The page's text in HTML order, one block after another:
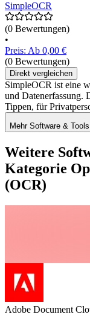
SimpleOCR
(0 Bewertungen)
•
Preis: Ab 0,00 €
(0 Bewertungen)
Direkt vergleichen
SimpleOCR ist eine
und Datenerfassung.
Tippen, für
Mehr Software & Tools
Weitere
Kategorie
(OCR)
Adobe Document